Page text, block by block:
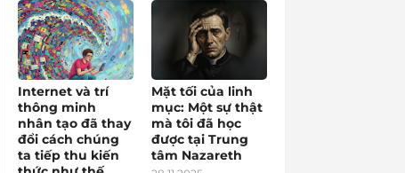
Internet và trí
thông minh
nhân tạo đã thay
đổi cách chúng
ta tiếp thu kiến
Mặt tối của linh
mục: Một sự thật
mà tôi đã học
được tại Trung
tâm Nazareth